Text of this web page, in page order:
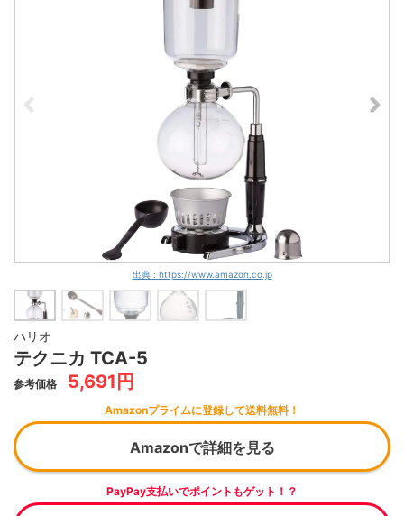
出典 : https://www.amazon.co.jp
ハリオ
テクニカ TCA-5
参考価格 5,691円
Amazonプライムに登録して送料無料！
Amazonで詳細を見る
PayPay支払いでポイントもゲット！？